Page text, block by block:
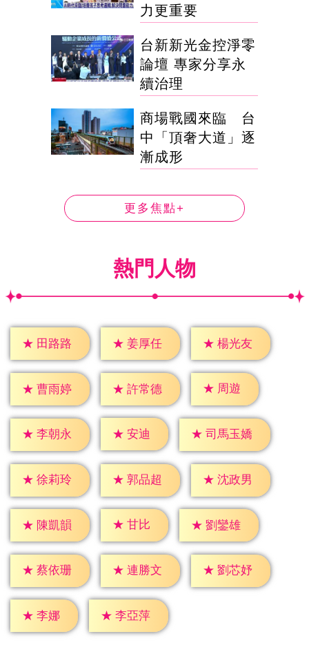
力更重要
台新新光金控淨零
論壇 專家分享永
續治理
商場戰國來臨 台
中「頂奢大道」逐
漸成形
更多焦點+
熱門人物
★ 田路路 ★ 姜厚任 ★ 楊光友
★ 曹雨婷 ★ 許常德 ★ 周遊
★ 李朝永 ★ 安迪 ★ 司馬玉嬌
★ 徐莉玲 ★ 郭品超 ★ 沈政男
★ 陳凱韻 ★ 甘比 ★ 劉鑾雄
★ 蔡依珊 ★ 連勝文 ★ 劉芯妤
★ 李娜 ★ 李亞萍